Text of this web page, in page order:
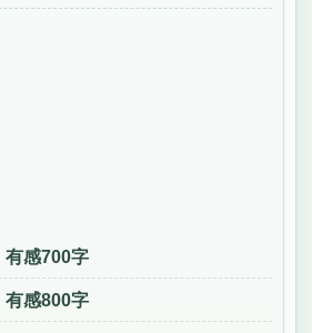
有感700字
有感800字